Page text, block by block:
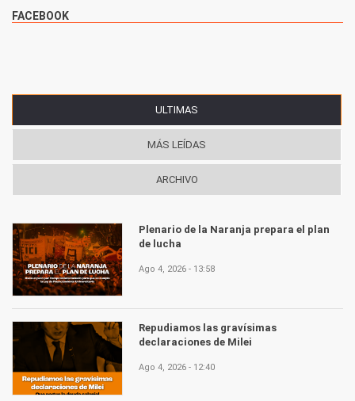
FACEBOOK
ULTIMAS
MÁS LEÍDAS
ARCHIVO
Plenario de la Naranja prepara el plan
de lucha
Ago 4, 2026 - 13:58
Repudiamos las gravísimas
declaraciones de Milei
Ago 4, 2026 - 12:40